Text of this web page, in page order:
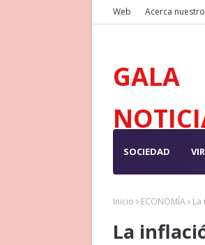
Web Acerca nuestro
GALA
SOCIEDAD
Inicio ECONOMÍA La
La